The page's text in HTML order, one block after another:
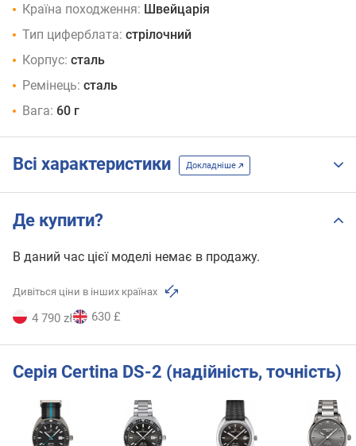
Країна походження: Швейцарія
Тип циферблата: стрілочний
Корпус: сталь
Ремінець: сталь
Вага: 60 г
Всі характеристики Докладніше
Де купити?
В даний час цієї моделі немає в продажу.
Дивіться ціни в інших країнах
4 790 zł 630 £
Серія Certina DS-2 (надійність, точність)